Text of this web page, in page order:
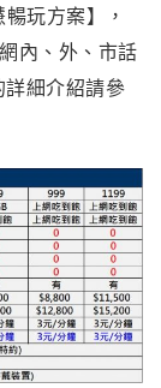
玩方案】，
內、外、市話
細介紹請參